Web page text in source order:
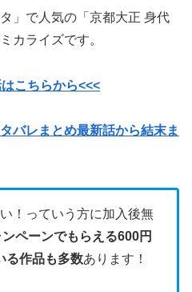
」で人気の「京都大正 身代
カライズです。
こちらから<<<
バレまとめ最新話から結末ま
！っていう方に加入後無
ンペーンでもらえる600円
る作品も多数あります！